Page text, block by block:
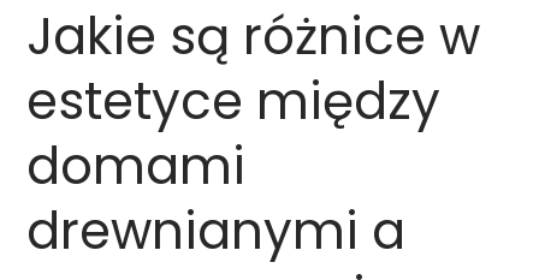
Jakie są różnice w
estetyce między
domami
drewnianymi a